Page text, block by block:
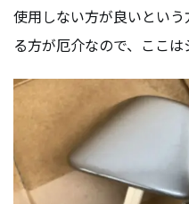
使用しない方が良いとい
る方が厄介なので、ここは